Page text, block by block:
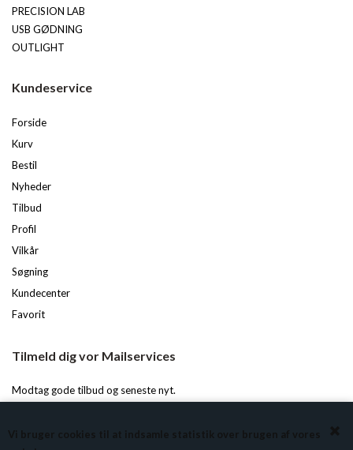
Vi bruger cookies til at indsamle statistik over brugen af vores
PRECISION LAB
USB GØDNING
OUTLIGHT
Kundeservice
Forside
Kurv
Bestil
Nyheder
Tilbud
Profil
Vilkår
Søgning
Kundecenter
Favorit
Tilmeld dig vor Mailservices
Modtag gode tilbud og seneste nyt.